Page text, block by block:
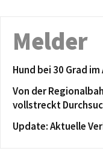
Melder
Hund bei 30 Grad
Von der
vollstreckt
Update: Aktuelle